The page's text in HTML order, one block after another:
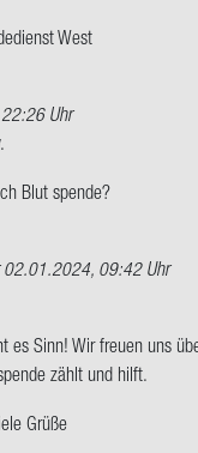
West
Uhr
Blut spen­de?
02.01.2024, 09:42 Uhr
es Sinn! Wir freu­en uns
zählt und hilft.
Grüße